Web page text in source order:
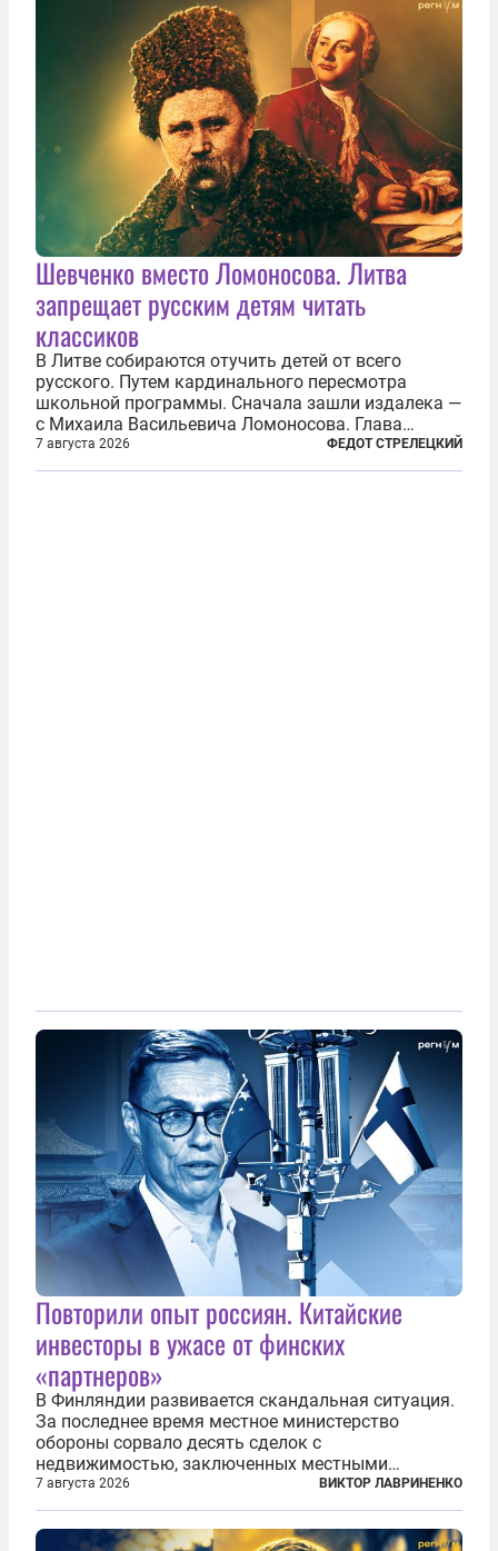
Шевченко вместо Ломоносова. Литва
запрещает русским детям читать
классиков
В Литве собираются отучить детей от всего
русского. Путем кардинального пересмотра
школьной программы. Сначала зашли издалека —
с Михаила Васильевича Ломоносова. Глава
правительства Литвы Миндаугас Синкявичюс
предложил исключить его тексты из программ
7 августа 2026 ФЕДОТ СТРЕЛЕЦКИЙ
Повторили опыт россиян. Китайские
инвесторы в ужасе от финских
«партнеров»
В Финляндии развивается скандальная ситуация.
За последнее время местное министерство
обороны сорвало десять сделок с
недвижимостью, заключенных местными
фирмами с китайским капиталом. Чиновники
заявили, что они могли заключаться с целью
создания в Финляндии шпионской сети, чтобы
7 августа 2026 ВИКТОР ЛАВРИНЕНКО